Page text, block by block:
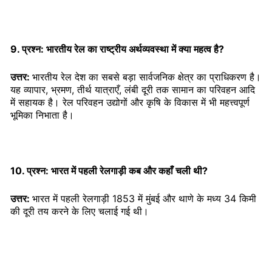
9. प्रश्न: भारतीय रेल का राष्ट्रीय अर्थव्यवस्था में क्या महत्व है?
उत्तर: भारतीय रेल देश का सबसे बड़ा सार्वजनिक क्षेत्र का प्राधिकरण है।
यह व्यापार, भ्रमण, तीर्थ यात्राएँ, लंबी दूरी तक सामान का परिवहन आदि
में सहायक है। रेल परिवहन उद्योगों और कृषि के विकास में भी महत्त्वपूर्ण
भूमिका निभाता है।
10. प्रश्न: भारत में पहली रेलगाड़ी कब और कहाँ चली थी?
उत्तर: भारत में पहली रेलगाड़ी 1853 में मुंबई और थाणे के मध्य 34 किमी
की दूरी तय करने के लिए चलाई गई थी।